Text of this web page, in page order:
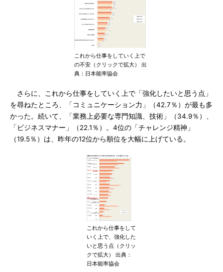
これから仕事をしていく上で
の不安（クリックで拡大） 出
典：日本能率協会
さらに、これから仕事をしていく上で「強化したいと思う点」
を尋ねたところ、「コミュニケーション力」（42.7％）が最も多
かった。続いて、「業務上必要な専門知識、技術」（34.9％）、
「ビジネスマナー」（22.1％）。4位の「チャレンジ精神」
（19.5％）は、昨年の12位から順位を大幅に上げている。
これから仕事をして
いく上で、強化した
いと思う点（クリッ
クで拡大） 出典：
日本能率協会